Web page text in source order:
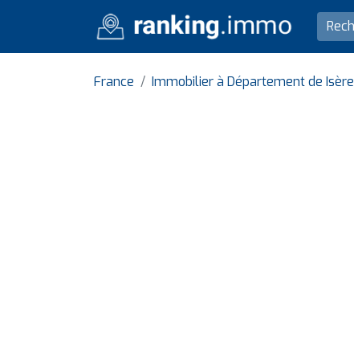
France Immobilier à Département de Isère